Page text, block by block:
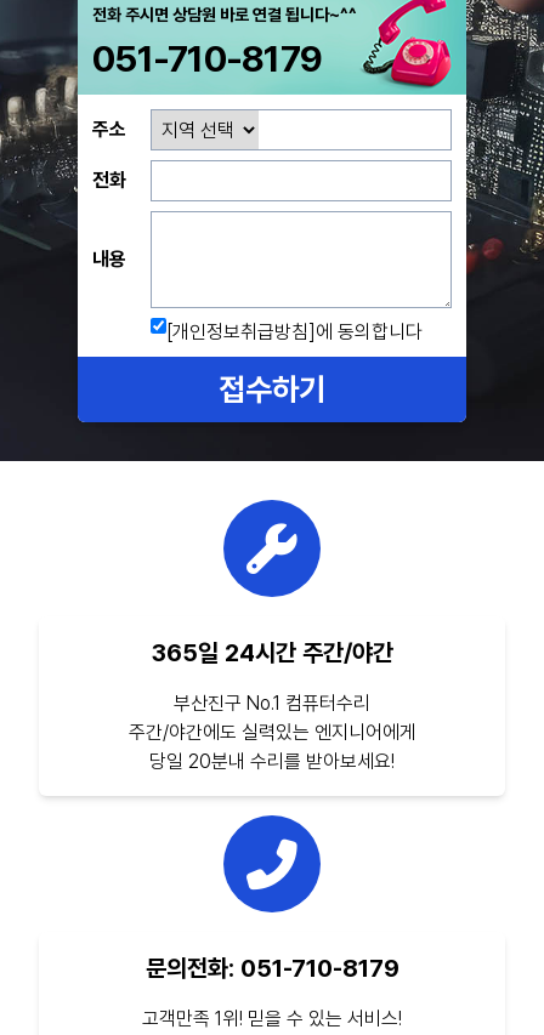
전화 주시면 상담원 바로 연결 됩니다~^^
051-710-8179
주소
전화
내용
[개인정보취급방침] 에 동의합니다
접수하기
365일 24시간 주간/야간
부산진구 No.1 컴퓨터수리
주간/야간에도 실력있는 엔지니어에게
당일 20분내 수리를 받아보세요!
문의전화: 051-710-8179
고객만족 1위! 믿을 수 있는 서비스!